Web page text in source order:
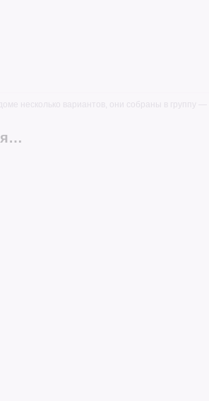
несколько вариантов, они собраны в группу